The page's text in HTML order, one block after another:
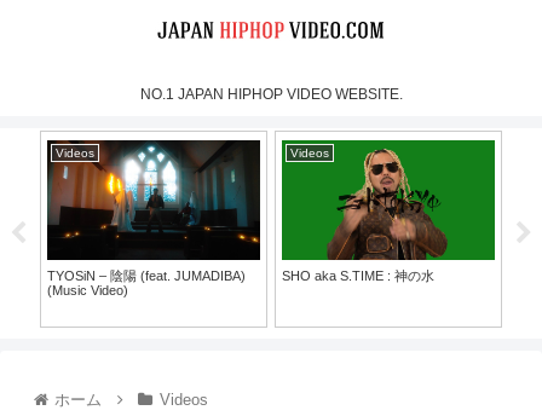
NO.1 JAPAN HIPHOP VIDEO WEBSITE.
Videos
TYOSiN – 陰陽 (feat. JUMADIBA)
(Music Video)
Videos
SHO aka S.TIME : 神の水
ホーム Videos